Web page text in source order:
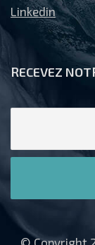
Linkedin
RECEVEZ